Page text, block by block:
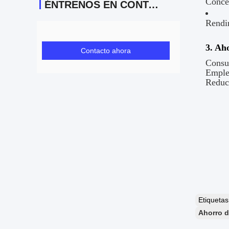
ÉNTRENOS EN CONTACTO CON
Contacto ahora
3.
Ahorro